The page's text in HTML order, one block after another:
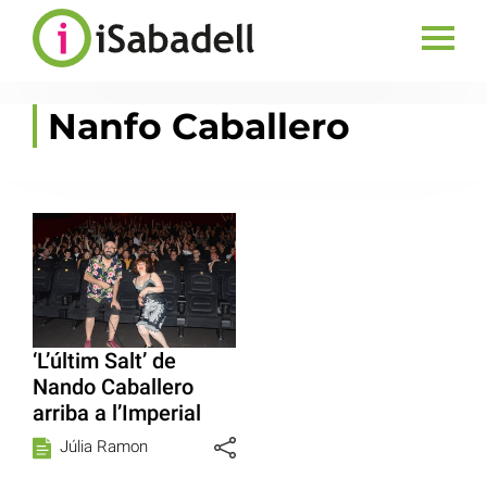
Nanfo Caballero
‘L’últim Salt’ de
Nando Caballero
arriba a l’Imperial
Júlia Ramon